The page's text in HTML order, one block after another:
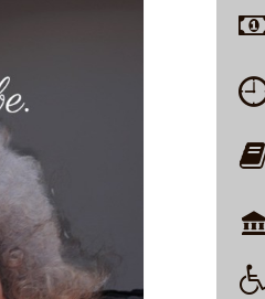
